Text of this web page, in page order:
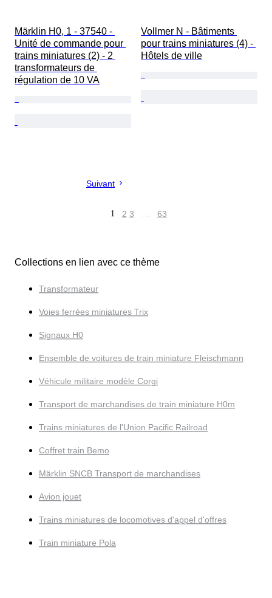
Märklin H0, 1 - 37540 -
Unité de commande pour
trains miniatures (2) - 2
transformateurs de
régulation de 10 VA
Vollmer N - Bâtiments
pour trains miniatures (4) -
Hôtels de ville
Suivant
1 2 3 … 63
Collections en lien avec ce thème
Transformateur
Voies ferrées miniatures Trix
Signaux H0
Ensemble de voitures de train miniature Fleischmann
Véhicule militaire modèle Corgi
Transport de marchandises de train miniature H0m
Trains miniatures de l'Union Pacific Railroad
Coffret train Bemo
Märklin SNCB Transport de marchandises
Avion jouet
Trains miniatures de locomotives d'appel d'offres
Train miniature Pola